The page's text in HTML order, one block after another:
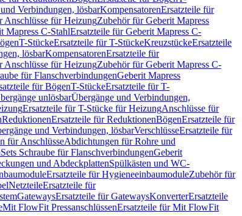
Verbindungen, lösbarKompensatorenErsatzteile für
Anschlüsse für HeizungZubehör für Geberit Mapress
Mapress C-StahlErsatzteile für Geberit Mapress C-
T-StückeErsatzteile für T-StückeKreuzstückeErsatzteile
lösbarKompensatorenErsatzteile für
Anschlüsse für HeizungZubehör für Geberit Mapress C-
für FlanschverbindungenGeberit Mapress
für BögenT-StückeErsatzteile für T-
unlösbarÜbergänge und Verbindungen,
Ersatzteile für T-Stücke für HeizungAnschlüsse für
ReduktionenErsatzteile für ReduktionenBögenErsatzteile für
und Verbindungen, lösbarVerschlüsseErsatzteile für
für AnschlüsseAbdichtungen für Rohre und
Sets Schraube für FlanschverbindungenGeberit
und AbdeckplattenSpülkästen und WC-
Ersatzteile für HygieneeinbaumoduleZubehör für
NetzteileErsatzteile für
GatewaysErsatzteile für GatewaysKonverterErsatzteile
Mit FlowFit PressanschlüssenErsatzteile für Mit FlowFit